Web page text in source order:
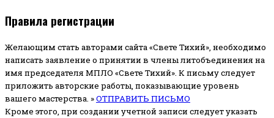
Правила регистрации
Желающим стать авторами сайта «Свете Тихий», необходимо
написать заявление о принятии в члены литобъединения на
имя председателя МПЛО «Свете Тихий». К письму следует
приложить авторские работы, показывающие уровень
вашего мастерства. »ОТПРАВИТЬ ПИСЬМО
Кроме этого, при создании учетной записи следует указать